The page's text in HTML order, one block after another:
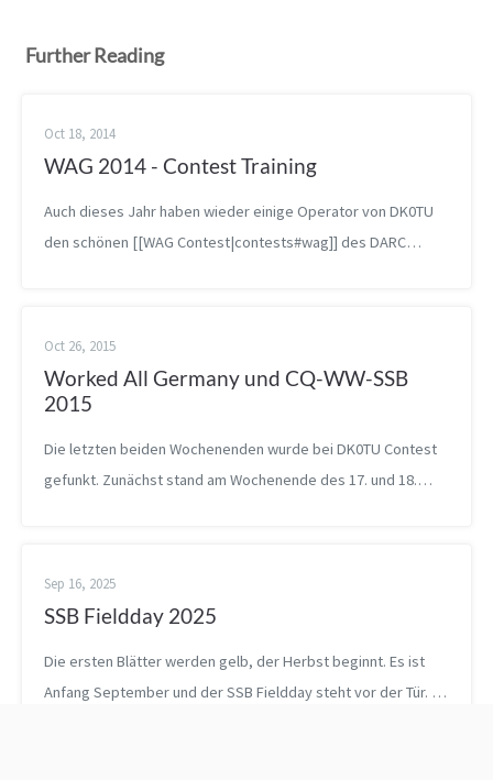
Further Reading
Oct 18, 2014
WAG 2014 - Contest Training
Auch dieses Jahr haben wieder einige Operator von DK0TU
den schönen [[WAG Contest|contests#wag]] des DARC
Oct 26, 2015
Worked All Germany und CQ-WW-SSB
2015
Die letzten beiden Wochenenden wurde bei DK0TU Contest
gefunkt. Zunächst stand am Wochenende des 17. und 18.
Sep 16, 2025
SSB Fieldday 2025
Die ersten Blätter werden gelb, der Herbst beginnt. Es ist
Anfang September und der SSB Fieldday steht vor der Tür. 7